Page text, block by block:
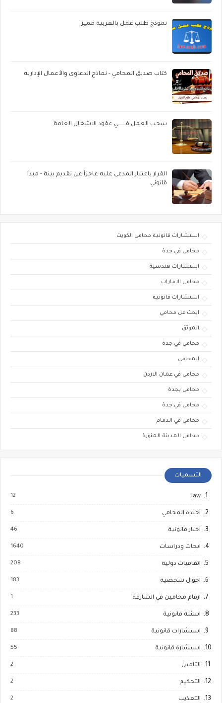
نموذج طلب عمل بالعربية مميز
كتاب صديق المحامي - نماذج الدعاوى والأعمال الإدارية
سحب العمل فــــــــي عقود الاشغال العامة
القرار باعتبار المدعى عليه عاجزاً عن تقديم بينة - مبدأ
قانوني
استشارات قانونية محامي الكويت
محامي في جدة
استشارات هندسية
محامي الامارات
استشارات قانونية
ابحث عن محامي
الموثق
محامي في جدة
المحامي
محامي في عمان الاردن
محامي بجدة
محامي في جدة
محامي في الدمام
محامي المدينة المنورة
التسميات
law
12
أجندة المحامي 6
أخبار قانونية 46
ابحاث ودراسات 1640
اتفاقيات دولية 208
احوال شخصية 183
ارقام محامين في الشارقة 1
اسئلة قانونية 233
استشارات قانونية 88
استشارة قانونية 55
التامين 2
التحكيم 2
التعذيب 2